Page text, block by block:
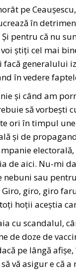
pe
în
pentru că nu
știți cel mai
generalului
în vedere
și când am
să vorbești
ori în timpul
și de
de aici. Nu-mi
sau
giro, giro
hoții aceștia
cu scandalul,
de doze de
pe lângă
vă asigur e că